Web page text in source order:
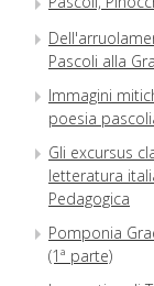
Pascoli alla
Immagini
poesia
Gli excursus
letteratura
Pedagogica
Pomponia
(1ª parte)